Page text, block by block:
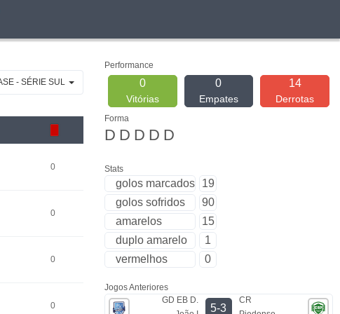
- SÉRIE SUL
0
0
0
0
Performance
0
Vitórias
0
Empates
14
Derrotas
Forma
D D D D D
Stats
golos marcados
19
golos sofridos
90
amarelos
15
duplo amarelo
1
vermelhos
0
Jogos Anteriores
GD EB D.
5-3
CR